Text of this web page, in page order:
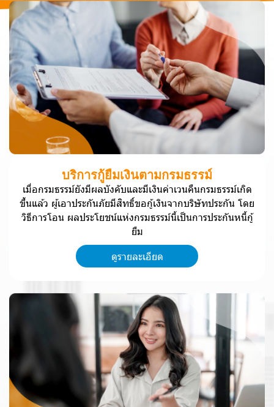
บริการกู้ยืมเงินตามกรมธรรม์
เมื่อกรมธรรม์ยังมีผลบังคับและมีเงินค่าเวนคืนกรมธรรม์เกิด
ขึ้นแล้ว ผู้เอาประกันภัยมีสิทธิ์ขอกู้เงินจากบริษัทประกัน โดย
วิธีการโอน ผลประโยชน์แห่งกรมธรรม์นี้เป็นการประกันหนี้กู้
ยืม
ดูรายละเอียด